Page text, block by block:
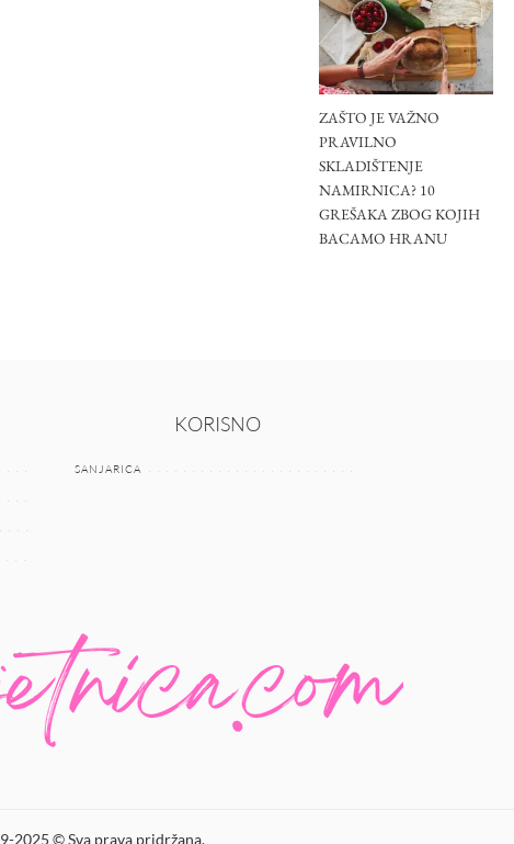
ZAŠTO JE VAŽNO
PRAVILNO
SKLADIŠTENJE
NAMIRNICA? 10
GREŠAKA ZBOG KOJIH
BACAMO HRANU
KORISNO
SANJARICA
2025 © Sva prava pridržana.